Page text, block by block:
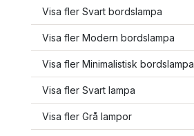
Visa fler Svart bordslampa
Visa fler Modern bordslampa
Visa fler Minimalistisk bordslampa
Visa fler Svart lampa
Visa fler Grå lampor